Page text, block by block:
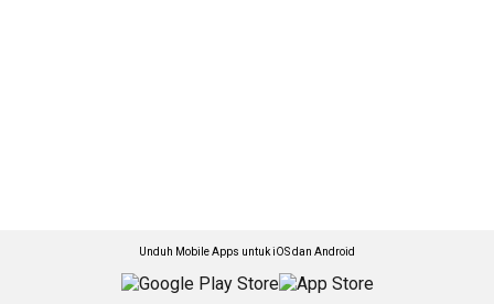
Unduh Mobile Apps untuk iOS dan Android